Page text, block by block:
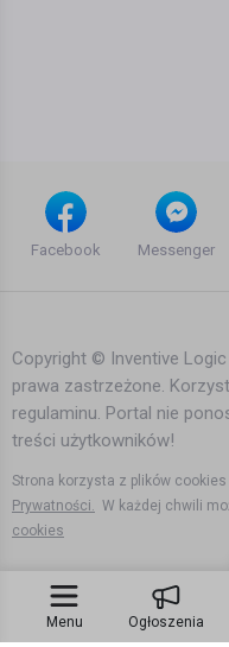
Facebook Messenger
Copyright © Inventive
prawa zastrzeżone.
regulaminu. Portal nie
treści użytkowników!
Strona korzysta z plików
Prywatności. W każdej chwili
cookies
Menu Ogłoszenia